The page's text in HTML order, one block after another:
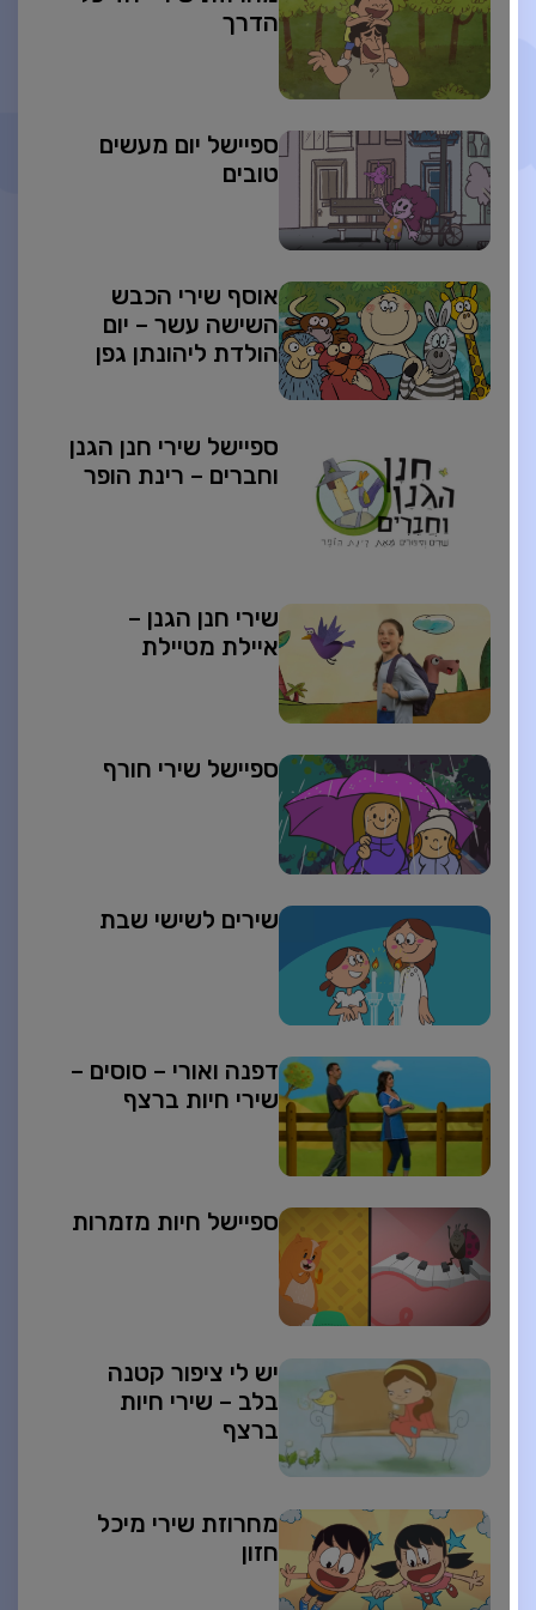
הדרך
ספיישל יום מעשים
טובים
אוסף שירי הכבש
השישה עשר – יום
הולדת ליהונתן גפן
ספיישל שירי חנן הגנן
וחברים – רינת הופר
שירי חנן הגנן –
איילת מטיילת
ספיישל שירי חורף
שירים לשישי שבת
דפנה ואורי – סוסים –
שירי חיות ברצף
ספיישל חיות מזמרות
יש לי ציפור קטנה
בלב – שירי חיות
ברצף
מחרוזת שירי מיכל
חזון